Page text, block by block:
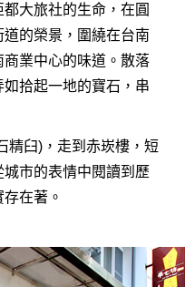
大旅社的生命，在圓
的榮景，圍繞在台南
業中心的味道。散落
拾起一地的寶石，串
精臼)，走到赤崁樓，短
市的表情中閱讀到歷
在著。